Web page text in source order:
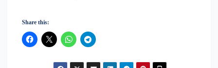
Share this: